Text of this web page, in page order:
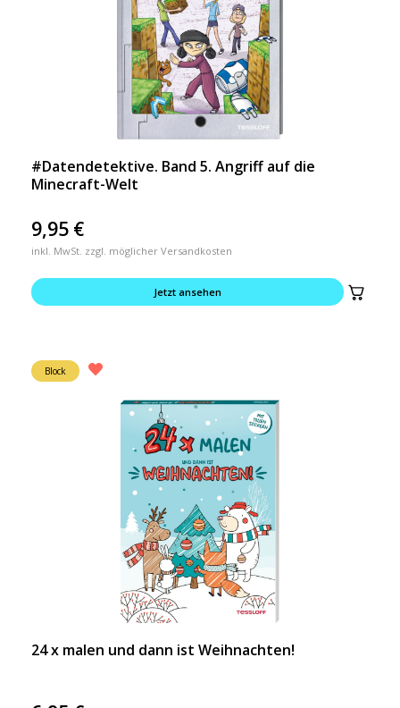
#Datendetektive. Band 5. Angriff auf die
Minecraft-Welt
9,95 €
inkl. MwSt. zzgl. möglicher Versandkosten
Jetzt ansehen
Block
24 x malen und dann ist Weihnachten!